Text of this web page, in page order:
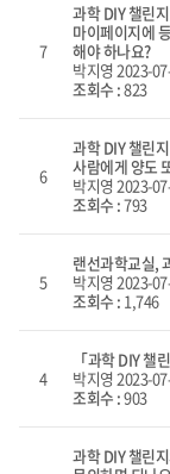
7
과학 DIY 챌린
마이페이지에
해야 하나요?
박지영 2023-
조회수 :823
6
과학 DIY 챌린
사람에게 양도
박지영 2023-
조회수 :793
5
랜선과학교실,
박지영 2023-
조회수 : 1,746
4
「과학 DIY
박지영 2023-
조회수 :903
과학 DIY 챌린